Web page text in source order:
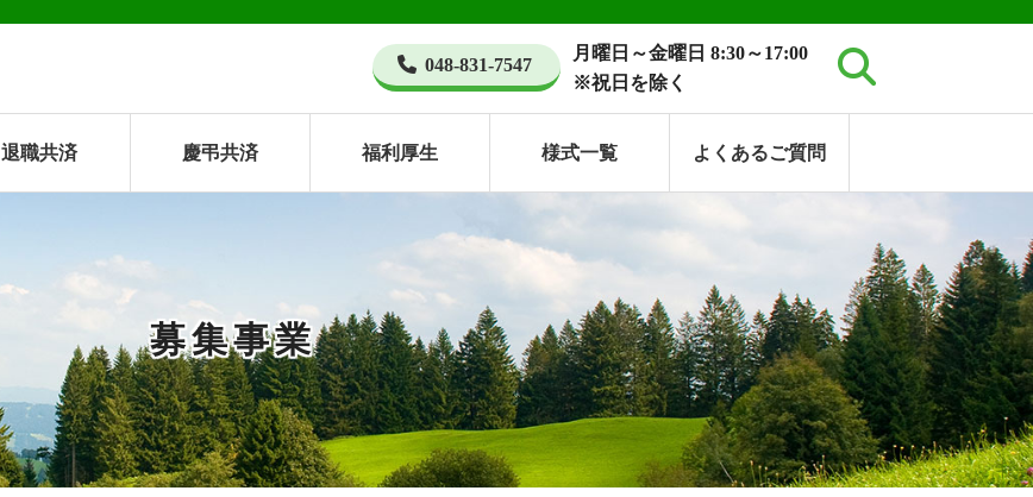
048-831-7547
月曜日～金曜日 8:30～17:00
※祝日を除く
退職共済 慶弔共済 福利厚生 様式一覧 よくあるご質問
募集事業